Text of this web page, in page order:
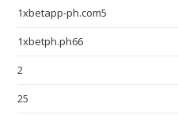
1xbetapp-ph.com5
1xbetph.ph66
2
25